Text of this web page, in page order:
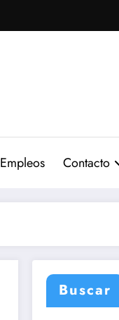
Empleos Contacto
Buscar